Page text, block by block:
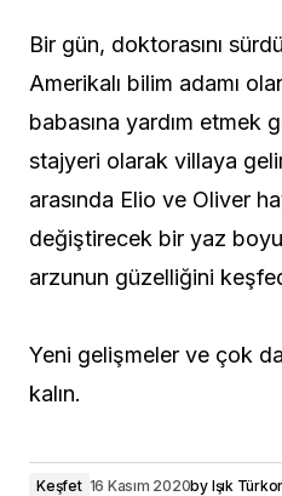
Bir gün, doktorasını
Amerikalı bilim adamı
babasına yardım etmek
stajyeri olarak villaya gelir.
arasında Elio ve Oliver
değiştirecek bir yaz
arzunun güzelliğini
Yeni gelişmeler ve çok
kalın.
Keşfet 16 Kasım 2020by Işık